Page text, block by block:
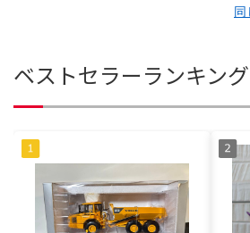
同
ベストセラーランキン